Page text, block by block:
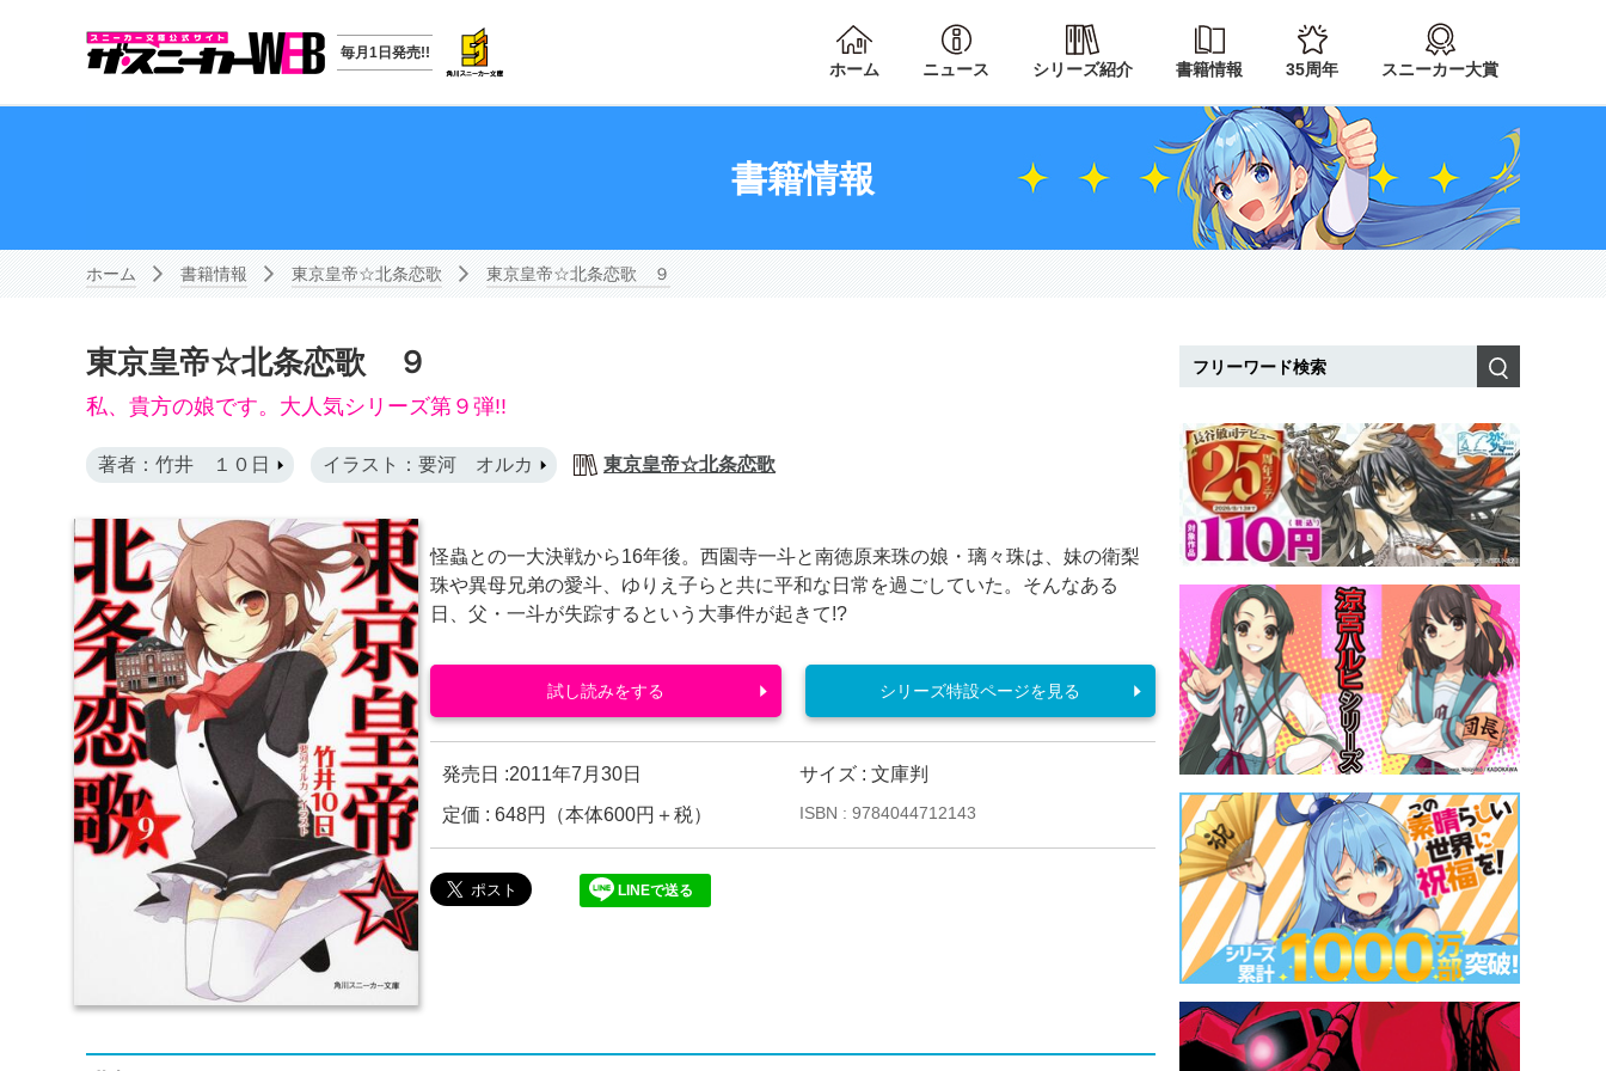
毎月1日発売!!
ホーム ニュース シリーズ紹介 書籍情報 35周年 スニーカー大賞
書籍情報
ホーム 書籍情報 東京皇帝☆北条恋歌 東京皇帝☆北条恋歌 ９
東京皇帝☆北条恋歌 ９
私、貴方の娘です。大人気シリーズ第９弾!!
著者：竹井 １０日 イラスト：要河 オルカ 東京皇帝☆北条恋歌
怪蟲との一大決戦から16年後。西園寺一斗と南徳原来珠の娘・璃々珠は、妹の衛梨
珠や異母兄弟の愛斗、ゆりえ子らと共に平和な日常を過ごしていた。そんなある
日、父・一斗が失踪するという大事件が起きて!?
発売日 :2011年7月30日
サイズ : 文庫判
定価 : 648円（本体600円＋税）
ISBN : 9784044712143
LINEで送る
試し読みをする シリーズ特設ページを見る